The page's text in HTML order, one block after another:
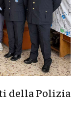
della Polizia